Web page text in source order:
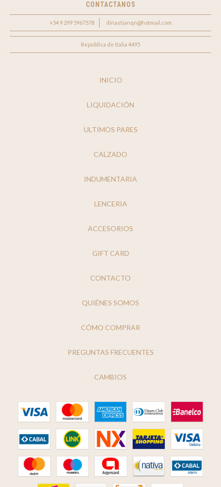
CONTACTANOS
+54 9 299 5967578 dinastianqn@hotmail.com
República de Italia 4495
INICIO
LIQUIDACIÓN
ULTIMOS PARES
CALZADO
INDUMENTARIA
LENCERIA
ACCESORIOS
GIFT CARD
CONTACTO
QUIÉNES SOMOS
CÓMO COMPRAR
PREGUNTAS FRECUENTES
CAMBIOS